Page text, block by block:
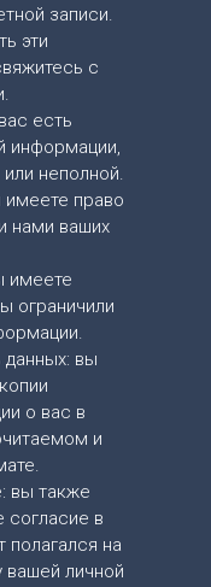
записи.
эти
с
есть
информации,
неполной.
право
нами ваших
имеете
ограничили
вы
о вас в
и
вы также
согласие в
полагался на
вашей личной